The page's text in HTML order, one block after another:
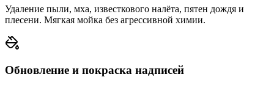
Удаление пыли, мха, известкового налёта, пятен дождя и
плесени. Мягкая мойка без агрессивной химии.
Обновление и покраска надписей